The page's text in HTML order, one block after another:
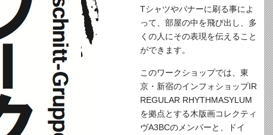
Tシャツやバナーに刷る事によ
って、部屋の中を飛び出し、多
くの人にその表現を伝えること
ができます。
このワークショップでは、東
京・新宿のインフォショップIR
REGULAR RHYTHMASYLUM
を拠点とする木版画コレクティ
ヴA3BCのメンバーと、ドイ